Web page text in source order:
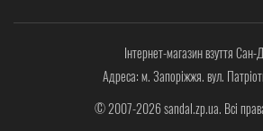
Інтернет-магазин взуття Сан-
Адреса: м. Запоріжжя. вул.
© 2007-2026 sandal.zp.ua. Всі